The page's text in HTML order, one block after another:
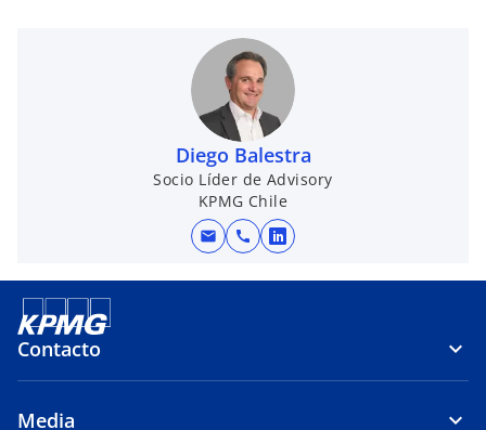
Diego Balestra
Socio Líder de Advisory
KPMG Chile
mail call
s
e
Contacto
Media